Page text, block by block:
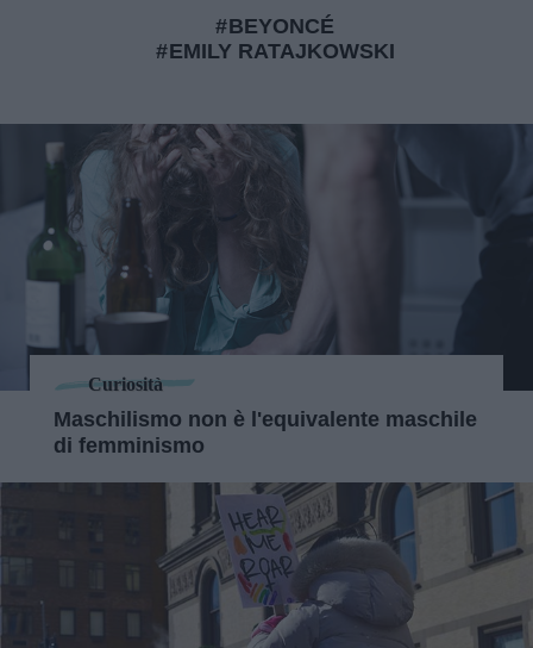
BEYONCÉ
EMILY RATAJKOWSKI
Curiosità
Maschilismo non è l'equivalente maschile
di femminismo